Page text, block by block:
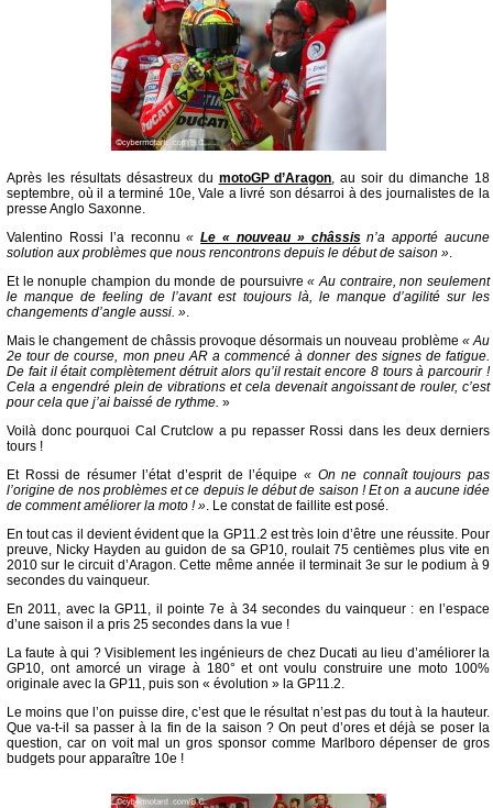
Après les résultats désastreux du motoGP d’Aragon, au soir du dimanche 18
septembre, où il a terminé 10e, Vale a livré son désarroi à des journalistes de la
presse Anglo Saxonne.
Valentino Rossi l’a reconnu«Le « nouveau » châssisn’a apporté aucune
solution aux problèmes que nous rencontrons depuis le début de saison ».
Et le nonuple champion du monde de poursuivre« Au contraire, non seulement
le manque de feeling de l’avant est toujours là, le manque d’agilité sur les
changements d’angle aussi. ».
Mais le changement de châssis provoque désormais un nouveau problème « Au
2e tour de course, mon pneu AR a commencé à donner des signes de fatigue.
De fait il était complètement détruit alors qu’il restait encore 8 tours à parcourir !
Cela a engendré plein de vibrations et cela devenait angoissant de rouler, c’est
pour cela que j’ai baissé de rythme. »
Voilà donc pourquoi Cal Crutclow a pu repasser Rossi dans les deux derniers
tours !
Et Rossi de résumer l’état d’esprit de l’équipe « On ne connaît toujours pas
l’origine de nos problèmes et ce depuis le début de saison ! Et on a aucune idée
de comment améliorer la moto ! ». Le constat de faillite est posé.
En tout cas il devient évident que la GP11.2 est très loin d’être une réussite. Pour
preuve, Nicky Hayden au guidon de sa GP10, roulait 75 centièmes plus vite en
2010 sur le circuit d’Aragon. Cette même année il terminait 3e sur le podium à 9
secondes du vainqueur.
En 2011, avec la GP11, il pointe 7e à 34 secondes du vainqueur : en l’espace
d’une saison il a pris 25 secondes dans la vue !
La faute à qui ? Visiblement les ingénieurs de chez Ducati au lieu d’améliorer la
GP10, ont amorcé un virage à 180° et ont voulu construire une moto 100%
originale avec la GP11, puis son « évolution » la GP11.2.
Le moins que l’on puisse dire, c’est que le résultat n’est pas du tout à la hauteur.
Que va-t-il sa passer à la fin de la saison ? On peut d’ores et déjà se poser la
question, car on voit mal un gros sponsor comme Marlboro dépenser de gros
budgets pour apparaître 10e !